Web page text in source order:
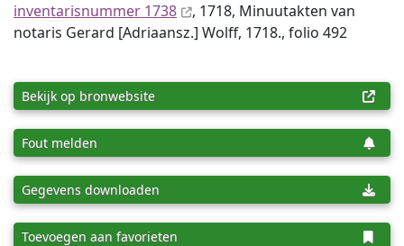
inventaris­num­mer 1738
, 1718, Minuutakten van
notaris Gerard [Adriaansz.] Wolff, 1718., folio 492
Bekijk op bronwebsite
Fout melden
Gegevens downloaden
Toevoegen aan favorieten